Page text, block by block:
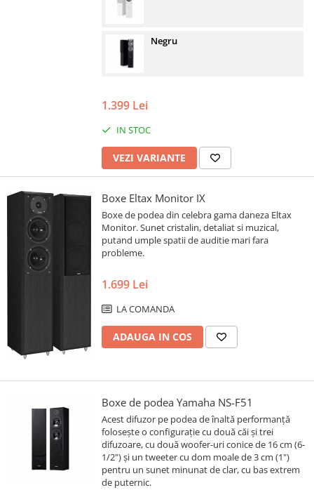
Negru
1.399 Lei
IN STOC
VEZI VARIANTE
Boxe Eltax Monitor IX
Boxe de podea din celebra gama daneza Eltax
Monitor. Sunet cristalin, detaliat si muzical,
putand umple spatii de auditie mari fara
probleme.
1.699 Lei
LA COMANDA
ADAUGA IN COS
Boxe de podea Yamaha NS-F51
Acest difuzor pe podea de înaltă performanță
folosește o configurație cu două căi și trei
difuzoare, cu două woofer-uri conice de 16 cm (6-
1/2") și un tweeter cu dom moale de 3 cm (1")
pentru un sunet minunat de clar, cu bas extrem
de puternic.